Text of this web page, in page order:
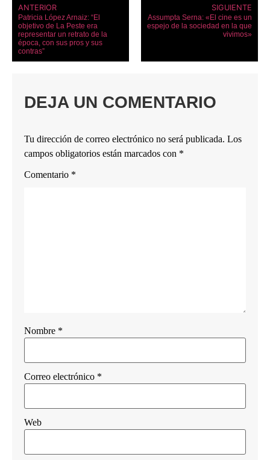
ANTERIOR
Patricia López Arnaiz: “El
objetivo de La Peste era
representar un retrato de la
época, con sus pros y sus
contras”
SIGUIENTE
Assumpta Serna: «El cine es un
espejo de la sociedad en la que
vivimos»
DEJA UN COMENTARIO
Tu dirección de correo electrónico no será publicada. Los
campos obligatorios están marcados con *
Comentario *
Nombre *
Correo electrónico *
Web